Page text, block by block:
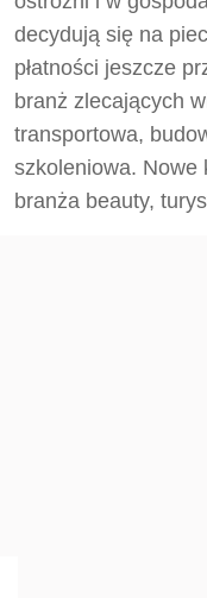
decydują się na
płatności jeszcze
branż zlecających
transportowa,
szkoleniowa. Nowe
branża beauty,